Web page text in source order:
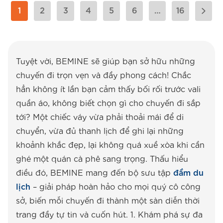
1 2 3 4 5 6 … 16
Tuyệt vời, BEMINE sẽ giúp bạn sở hữu những
chuyến đi trọn vẹn và đầy phong cách! Chắc
hẳn không ít lần bạn cảm thấy bối rối trước vali
quần áo, không biết chọn gì cho chuyến đi sắp
tới? Một chiếc váy vừa phải thoải mái để di
chuyển, vừa đủ thanh lịch để ghi lại những
khoảnh khắc đẹp, lại không quá xuề xòa khi cần
ghé một quán cà phê sang trọng. Thấu hiểu
điều đó, BEMINE mang đến bộ sưu tập đầm du
lịch – giải pháp hoàn hảo cho mọi quý cô công
sở, biến mỗi chuyến đi thành một sàn diễn thời
trang đầy tự tin và cuốn hút. 1. Khám phá sự đa